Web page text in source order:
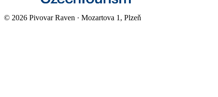
© 2026 Pivovar Raven · Mozartova 1, Plzeň